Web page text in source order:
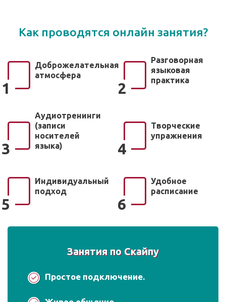
Как проводятся онлайн занятия?
1
Доброжелательная
атмосфера
2
Разговорная
языковая
практика
3
Аудиотренинги
(записи
носителей
языка)
4
Творческие
упражнения
5
Индивидуальный
подход
6
Удобное
расписание
Занятия по Скайпу
Простое подключение.